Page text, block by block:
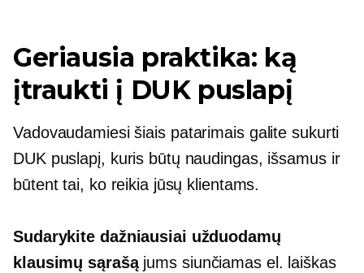
Geriausia praktika: ką
įtraukti į DUK puslapį
Vadovaudamiesi šiais patarimais galite sukurti
DUK puslapį, kuris būtų naudingas, išsamus ir
būtent tai, ko reikia jūsų klientams.
Sudarykite dažniausiai užduodamų
klausimų sąrašąjums siunčiamas el. laiškas